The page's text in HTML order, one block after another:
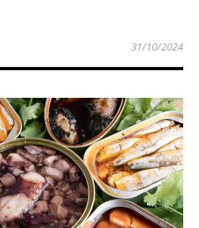
31/10/2024